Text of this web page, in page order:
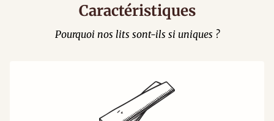
Caractéristiques
Pourquoi nos lits sont-ils si uniques ?